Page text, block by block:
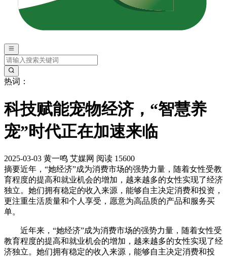
热词：
科技赋能宠物经济，“智慧养
宠”时代正在加速来临
2025-03-03 黄一鸣 艾媒网 阅读 15600
摘要近年，“她经济”成为消费市场的强势力量，随着女性受教
育程度的提高和就业机会的增加，越来越多的女性实现了经济
独立。她们拥有稳定的收入来源，能够自主决定消费和投资，
更注重生活质量和个人享受，愿意为高品质的产品和服务买
单。
近年来，“她经济”成为消费市场的强势力量，随着女性受
教育程度的提高和就业机会的增加，越来越多的女性实现了经
济独立。她们拥有稳定的收入来源，能够自主决定消费和投